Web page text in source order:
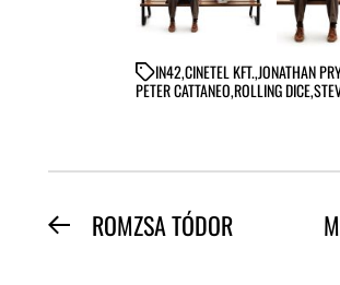
IN42,CINETEL KFT.,JONATHAN
PETER CATTANEO,ROLLING DICE,
BEJEGYZÉS
PreviousROMZSA TÓDOR